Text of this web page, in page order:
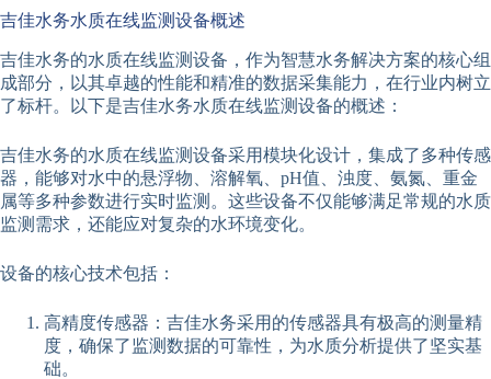
吉佳水务水质在线监测设备概述
吉佳水务的水质在线监测设备，作为智慧水务解决方案的核心组
成部分，以其卓越的性能和精准的数据采集能力，在行业内树立
了标杆。以下是吉佳水务水质在线监测设备的概述：
吉佳水务的水质在线监测设备采用模块化设计，集成了多种传感
器，能够对水中的悬浮物、溶解氧、pH值、浊度、氨氮、重金
属等多种参数进行实时监测。这些设备不仅能够满足常规的水质
监测需求，还能应对复杂的水环境变化。
设备的核心技术包括：
高精度传感器：吉佳水务采用的传感器具有极高的测量精
度，确保了监测数据的可靠性，为水质分析提供了坚实基
础。